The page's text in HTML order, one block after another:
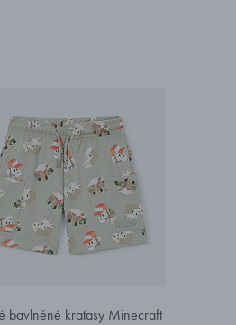
bavlněné kraťasy Minecraft